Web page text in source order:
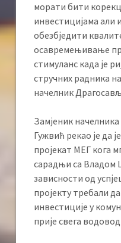
морати бити
инвестицијама али
обезбједити
осавремењивање
стимуланс када је
стручних радника
начелник
Замјеник
Гужвић рекао је да
пројекат МЕГ кога
сарадњи са Владом
зависности од
пројекту требали
инвестиције у
прије свега